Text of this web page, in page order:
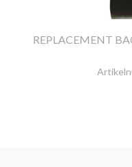
REPLACEMENT